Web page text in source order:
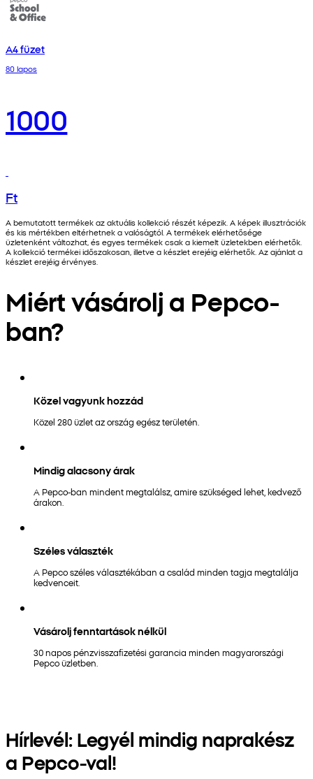
A4 füzet
80 lapos
1000
Ft
A bemutatott termékek az aktuális kollekció részét képezik. A képek illusztrációk
és kis mértékben eltérhetnek a valóságtól. A termékek elérhetősége
üzletenként változhat, és egyes termékek csak a kiemelt üzletekben elérhetők.
A kollekció termékei időszakosan, illetve a készlet erejéig elérhetők. Az ajánlat a
készlet erejéig érvényes.
Miért vásárolj a Pepco-
ban?
Közel vagyunk hozzád
Közel 280 üzlet az ország egész területén.
Mindig alacsony árak
A Pepco-ban mindent megtalálsz, amire szükséged lehet, kedvező
árakon.
Széles választék
A Pepco széles választékában a család minden tagja megtalálja
kedvenceit.
Vásárolj fenntartások nélkül
30 napos pénzvisszafizetési garancia minden magyarországi
Pepco üzletben.
Hírlevél: Legyél mindig naprakész
a Pepco-val!